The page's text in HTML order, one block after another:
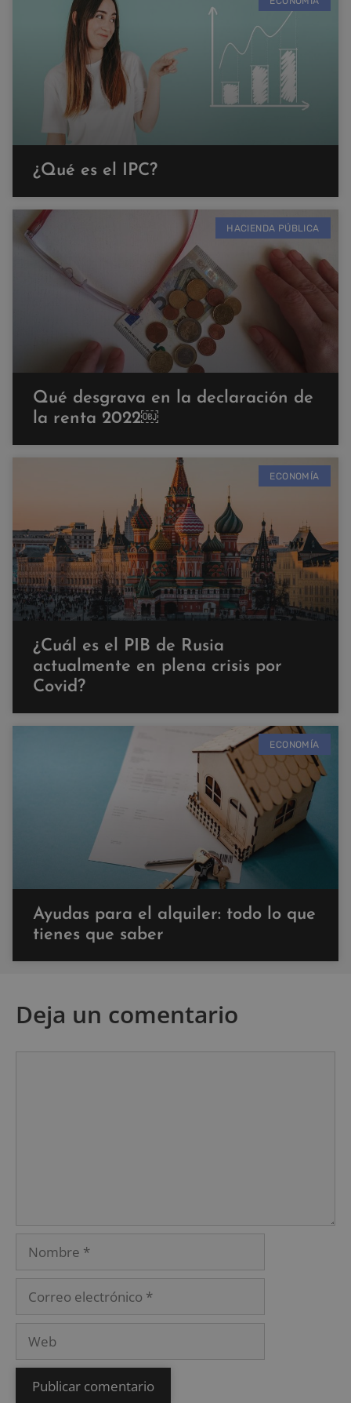
¿Qué es el IPC?
HACIENDA PÚBLICA
Qué desgrava en la declaración de
la renta 2022￼
ECONOMÍA
¿Cuál es el PIB de Rusia
actualmente en plena crisis por
Covid?
ECONOMÍA
Ayudas para el alquiler: todo lo que
tienes que saber
Deja un comentario